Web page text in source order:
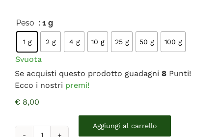
Peso : 1 g
1 g 2 g 4 g 10 g 25 g 50 g 100 g
Svuota
Se acquisti questo prodotto guadagni 8 Punti!
Ecco i nostri premi!
€ 8,00
Green
Aggiungi al carrello